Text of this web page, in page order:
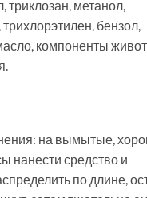
триклозан, метанол,
трихлорэтилен, бензол,
компоненты
на вымытые,
нанести средство и
по длине,